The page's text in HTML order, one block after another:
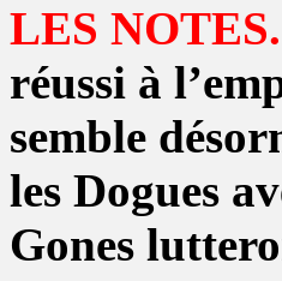
LES NOTES.
réussi à
semble
les Dogues
Gones